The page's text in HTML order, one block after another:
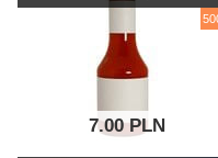
7.00 PLN